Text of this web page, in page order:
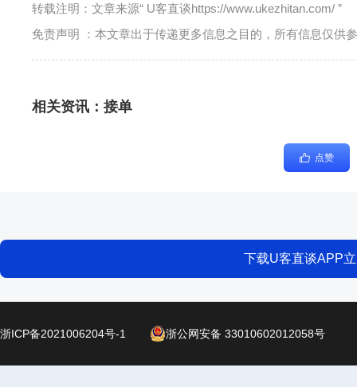
转载注明：文章来源“ U客直谈https://www.ukezhitan.com/ ”
免责声明 ：本文章出于传递更多信息之目的，所有信息仅供
相关资讯： 接单
点赞
下载U客直谈APP
浙ICP备2021006204号-1 浙公网安备 33010602012058号